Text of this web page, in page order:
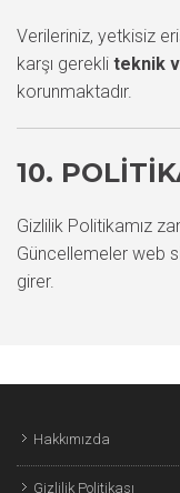
Verileriniz, yetkisiz
karşı gerekli teknik
korunmaktadır.
10.
Gizlilik Politikamız
Güncellemeler web
girer.
Hakkımızda
Gizlilik Politikası